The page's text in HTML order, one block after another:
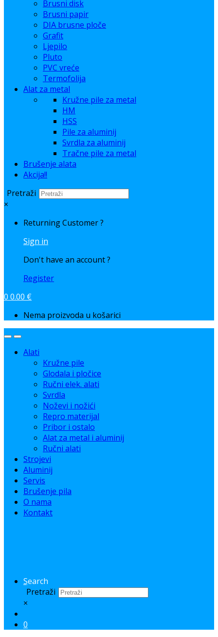
Brusni disk
Brusni papir
DIA brusne ploče
Grafit
Ljepilo
Pluto
PVC vreće
Termofolija
Alat za metal
Kružne pile za metal
HM
HSS
Pile za aluminij
Svrdla za aluminij
Tračne pile za metal
Brušenje alata
Akcija!!
Pretraži
×
Returning Customer ?
Sign in
Don't have an account ?
Register
0 0.00 €
Nema proizvoda u košarici
Alati
Kružne pile
Glodala i pločice
Ručni elek. alati
Svrdla
Noževi i nožići
Repro materijal
Pribor i ostalo
Alat za metal i aluminij
Ručni alati
Strojevi
Aluminij
Servis
Brušenje pila
O nama
Kontakt
Search
Pretraži
×
0